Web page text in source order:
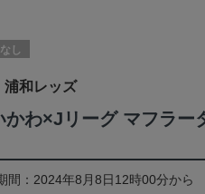
し
浦和レッズ
かわ×Jリーグ マフラー
間：2024年8月8日12時00分から